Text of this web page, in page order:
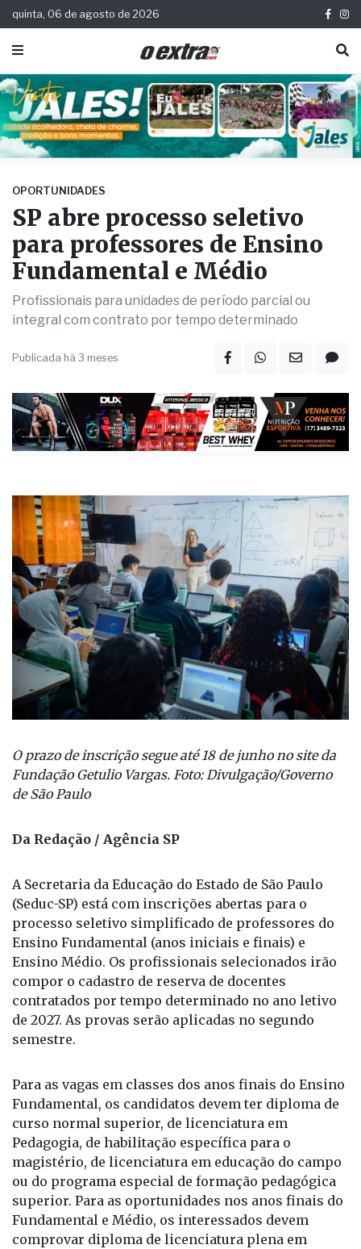
quinta, 06 de agosto de 2026
OPORTUNIDADES
SP abre processo seletivo
para professores de Ensino
Fundamental e Médio
Profissionais para unidades de período parcial ou
integral com contrato por tempo determinado
Publicada há 3 meses
O prazo de inscrição segue até 18 de junho no site da
Fundação Getulio Vargas. Foto: Divulgação/Governo
de São Paulo
Da Redação / Agência SP
A Secretaria da Educação do Estado de São Paulo
(Seduc-SP) está com inscrições abertas para o
processo seletivo simplificado de professores do
Ensino Fundamental (anos iniciais e finais) e
Ensino Médio. Os profissionais selecionados irão
compor o cadastro de reserva de docentes
contratados por tempo determinado no ano letivo
de 2027. As provas serão aplicadas no segundo
semestre.
Para as vagas em classes dos anos finais do Ensino
Fundamental, os candidatos devem ter diploma de
curso normal superior, de licenciatura em
Pedagogia, de habilitação específica para o
magistério, de licenciatura em educação do campo
ou do programa especial de formação pedagógica
superior. Para as oportunidades nos anos finais do
Fundamental e Médio, os interessados devem
comprovar diploma de licenciatura plena em